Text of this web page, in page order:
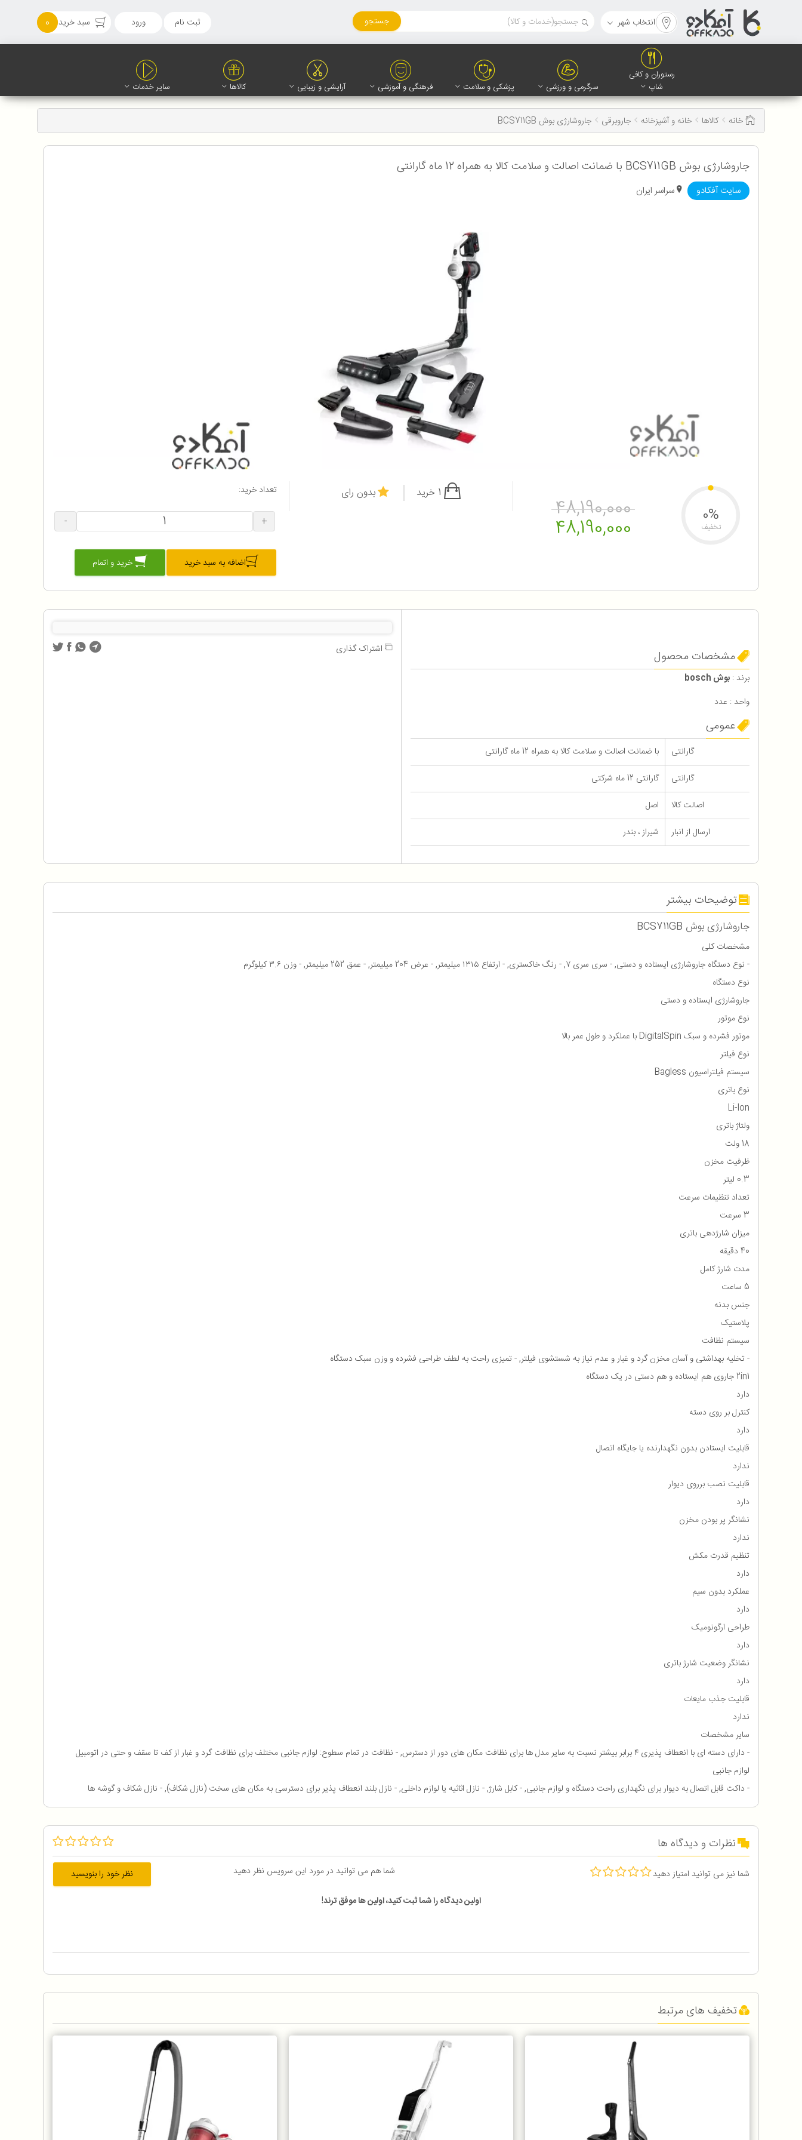
انتخاب شهر جستجو ثبت نام ورود سبد خرید 0
رستوران و کافی
شاپ
سرگرمی و ورزشی پزشکی و سلامت فرهنگی و آموزشی آرایشی و زیبایی کالاها سایر خدمات
خانه کالاها خانه و آشپزخانه جاروبرقی جاروشارژی بوش BCS711GB
جاروشارژی بوش BCS711GB با ضمانت اصالت و سلامت کالا به همراه 12 ماه گارانتی
سایت آفکادو سراسر ایران
48,190,000
48,190,000 0%
تخفیف
بدون رای تعداد خرید:
+
-
اضافه به سبد خرید خرید و اتمام
مشخصات محصول
برند : بوش bosch
واحد : عدد
عمومی
گارانتی
با ضمانت اصالت و سلامت کالا به همراه 12 ماه گارانتی
گارانتی
گارانتی 12 ماه شرکتی
اصالت کالا
اصل
ارسال از انبار
شیراز ، بندر
اشتراک گذاری
توضیحات بیشتر
جاروشارژی بوش BCS711GB
مشخصات کلی
- نوع دستگاه جاروشارژی ایستاده و دستی, - سری سری ۷, - رنگ خاکستری, - ارتفاع ۱۳۱۵ میلیمتر, - عرض 204 میلیمتر, - عمق 252 میلیمتر, - وزن ۳.۶ کیلوگرم
نوع دستگاه
جاروشارژی ایستاده و دستی
نوع موتور
موتور فشرده و سبک DigitalSpin با عملکرد و طول عمر بالا
نوع فیلتر
سیستم فیلتراسیون Bagless
نوع باتری
Li-Ion
ولتاژ باتری
18 ولت
ظرفیت مخزن
0.3 لیتر
تعداد تنظیمات سرعت
3 سرعت
میزان شارژدهی باتری
40 دقیقه
مدت شارژ کامل
5 ساعت
جنس بدنه
پلاستیک
سیستم نظافت
- تخلیه بهداشتی و آسان مخزن گرد و غبار و عدم نیاز به شستشوی فیلتر, - تمیزی راحت به لطف طراحی فشرده و وزن سبک دستگاه
2in1 جاروی هم ایستاده و هم دستی در یک دستگاه
دارد
کنترل بر روی دسته
دارد
قابلیت ایستادن بدون نگهدارنده یا جایگاه اتصال
ندارد
قابلیت نصب برروی دیوار
دارد
نشانگر پر بودن مخزن
ندارد
تنظیم قدرت مکش
دارد
عملکرد بدون سیم
دارد
طراحی ارگونومیک
دارد
نشانگر وضعیت شارژ باتری
دارد
قابلیت جذب مایعات
ندارد
سایر مشخصات
- دارای دسته ای با انعطاف پذیری ۴ برابر بیشتر نسبت به سایر مدل ها برای نظافت مکان های دور از دسترس, - نظافت در تمام سطوح: لوازم جانبی مختلف برای نظافت گرد و غبار از کف تا سقف و حتی در اتومبیل
لوازم جانبی
- داکت قابل اتصال به دیوار برای نگهداری راحت دستگاه و لوازم جانبی, - کابل شارژ, - نازل اثاثیه یا لوازم داخلی, - نازل بلند انعطاف پذیر برای دسترسی به مکان های سخت (نازل شکاف), - نازل شکاف و گوشه ها
نظرات و دیدگاه ها
شما نیز می توانید امتیاز دهید شما هم می توانید در مورد این سرویس نظر دهید
نظر خود را بنویسید
اولین دیدگاه را شما ثبت کنید، اولین ها موفق ترند!
تخفیف های مرتبط